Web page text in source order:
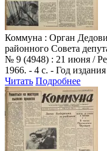
Коммуна : Орган
районного Совета
№ 9 (4948) : 21 июня /
1966. - 4 с. - Год
Читать Подробнее